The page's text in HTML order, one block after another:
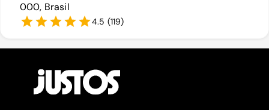
000, Brasil
4.5 (119)